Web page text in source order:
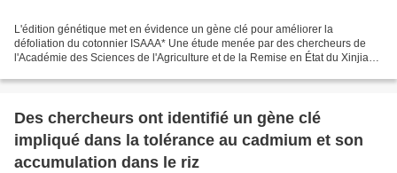
L'édition génétique met en évidence un gène clé pour améliorer la
défoliation du cotonnier ISAAA* Une étude menée par des chercheurs de
l'Académie des Sciences de l'Agriculture et de la Remise en État du Xinjiang
Des chercheurs ont identifié un gène clé
impliqué dans la tolérance au cadmium et son
accumulation dans le riz